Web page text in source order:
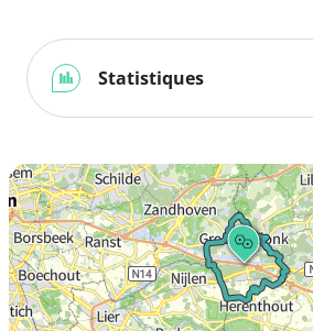
Statistiques